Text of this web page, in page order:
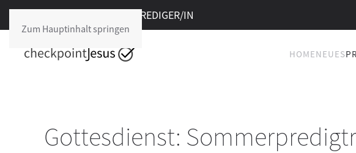
Zum Hauptinhalt springen
PREDIGER/IN
HOMENEUES
Gottesdienst: